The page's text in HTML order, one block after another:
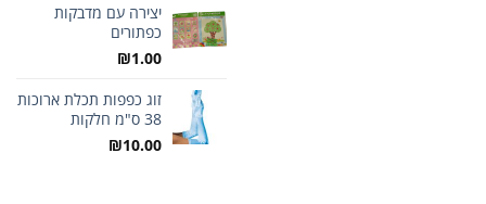
יצירה עם מדבקות
כפתורים
₪1.00
זוג כפפות תכלת ארוכות
38 ס"מ חלקות
₪10.00